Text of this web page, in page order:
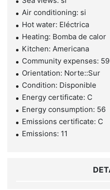
Air conditioning: si
Hot water: Eléctrica
Heating: Bomba de calor
Kitchen: Americana
Community expenses:
Orientation: Norte::Sur
Condition: Disponible
Energy certificate: C
Energy consumption: 56
Emissions certificate: C
Emissions: 11